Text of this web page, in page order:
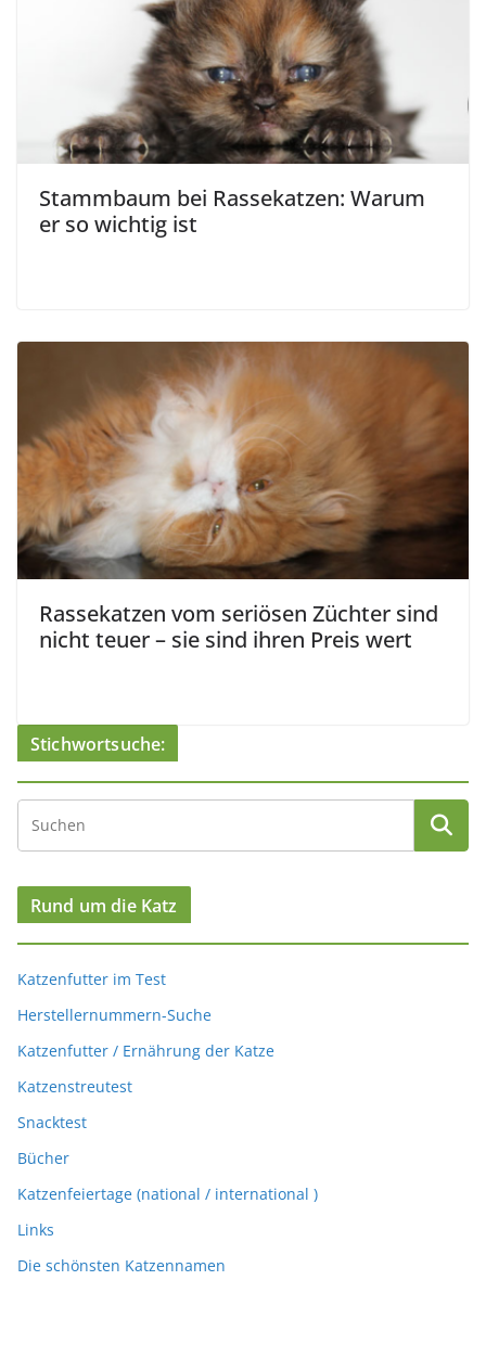
Stammbaum bei Rassekatzen: Warum
er so wichtig ist
Rassekatzen vom seriösen Züchter sind
nicht teuer – sie sind ihren Preis wert
Stichwortsuche:
Rund um die Katz
Katzenfutter im Test
Herstellernummern-Suche
Katzenfutter / Ernährung der Katze
Katzenstreutest
Snacktest
Bücher
Katzenfeiertage (national / international )
Links
Die schönsten Katzennamen